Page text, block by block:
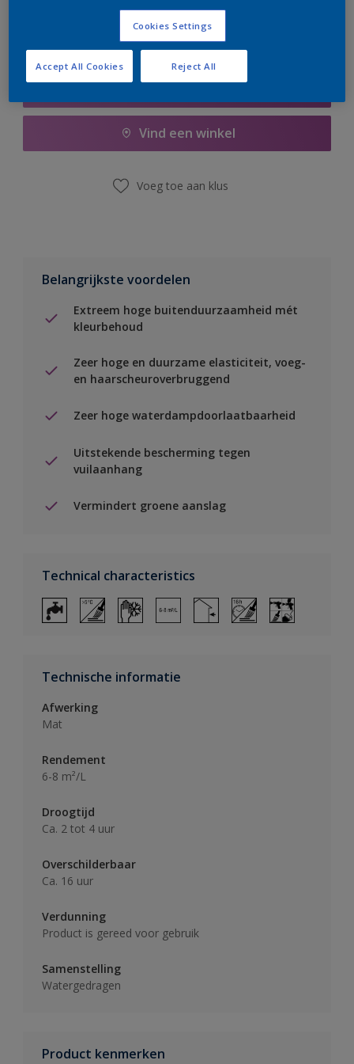
Vind een winkel
Voeg toe aan klus
Belangrijkste voordelen
Extreem hoge buitenduurzaamheid mét
kleurbehoud
Zeer hoge en duurzame elasticiteit, voeg-
en haarscheuroverbruggend
Zeer hoge waterdampdoorlaatbaarheid
Uitstekende bescherming tegen
vuilaanhang
Vermindert groene aanslag
Technical characteristics
Technische informatie
Afwerking
Mat
Rendement
6-8 m²/L
Droogtijd
Ca. 2 tot 4 uur
Overschilderbaar
Ca. 16 uur
Verdunning
Product is gereed voor gebruik
Samenstelling
Watergedragen
Product kenmerken
Cookies Settings
Reject All
Accept All Cookies